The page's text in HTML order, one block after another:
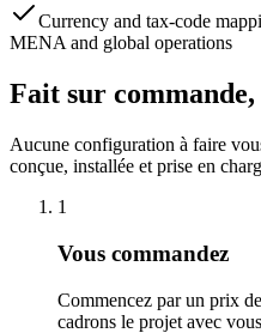
Currency and tax-code
MENA and global operations
Fait sur
Aucune configuration à faire
conçue, installée et prise en
1
Vous commandez
Commencez par un prix
cadrons le projet avec